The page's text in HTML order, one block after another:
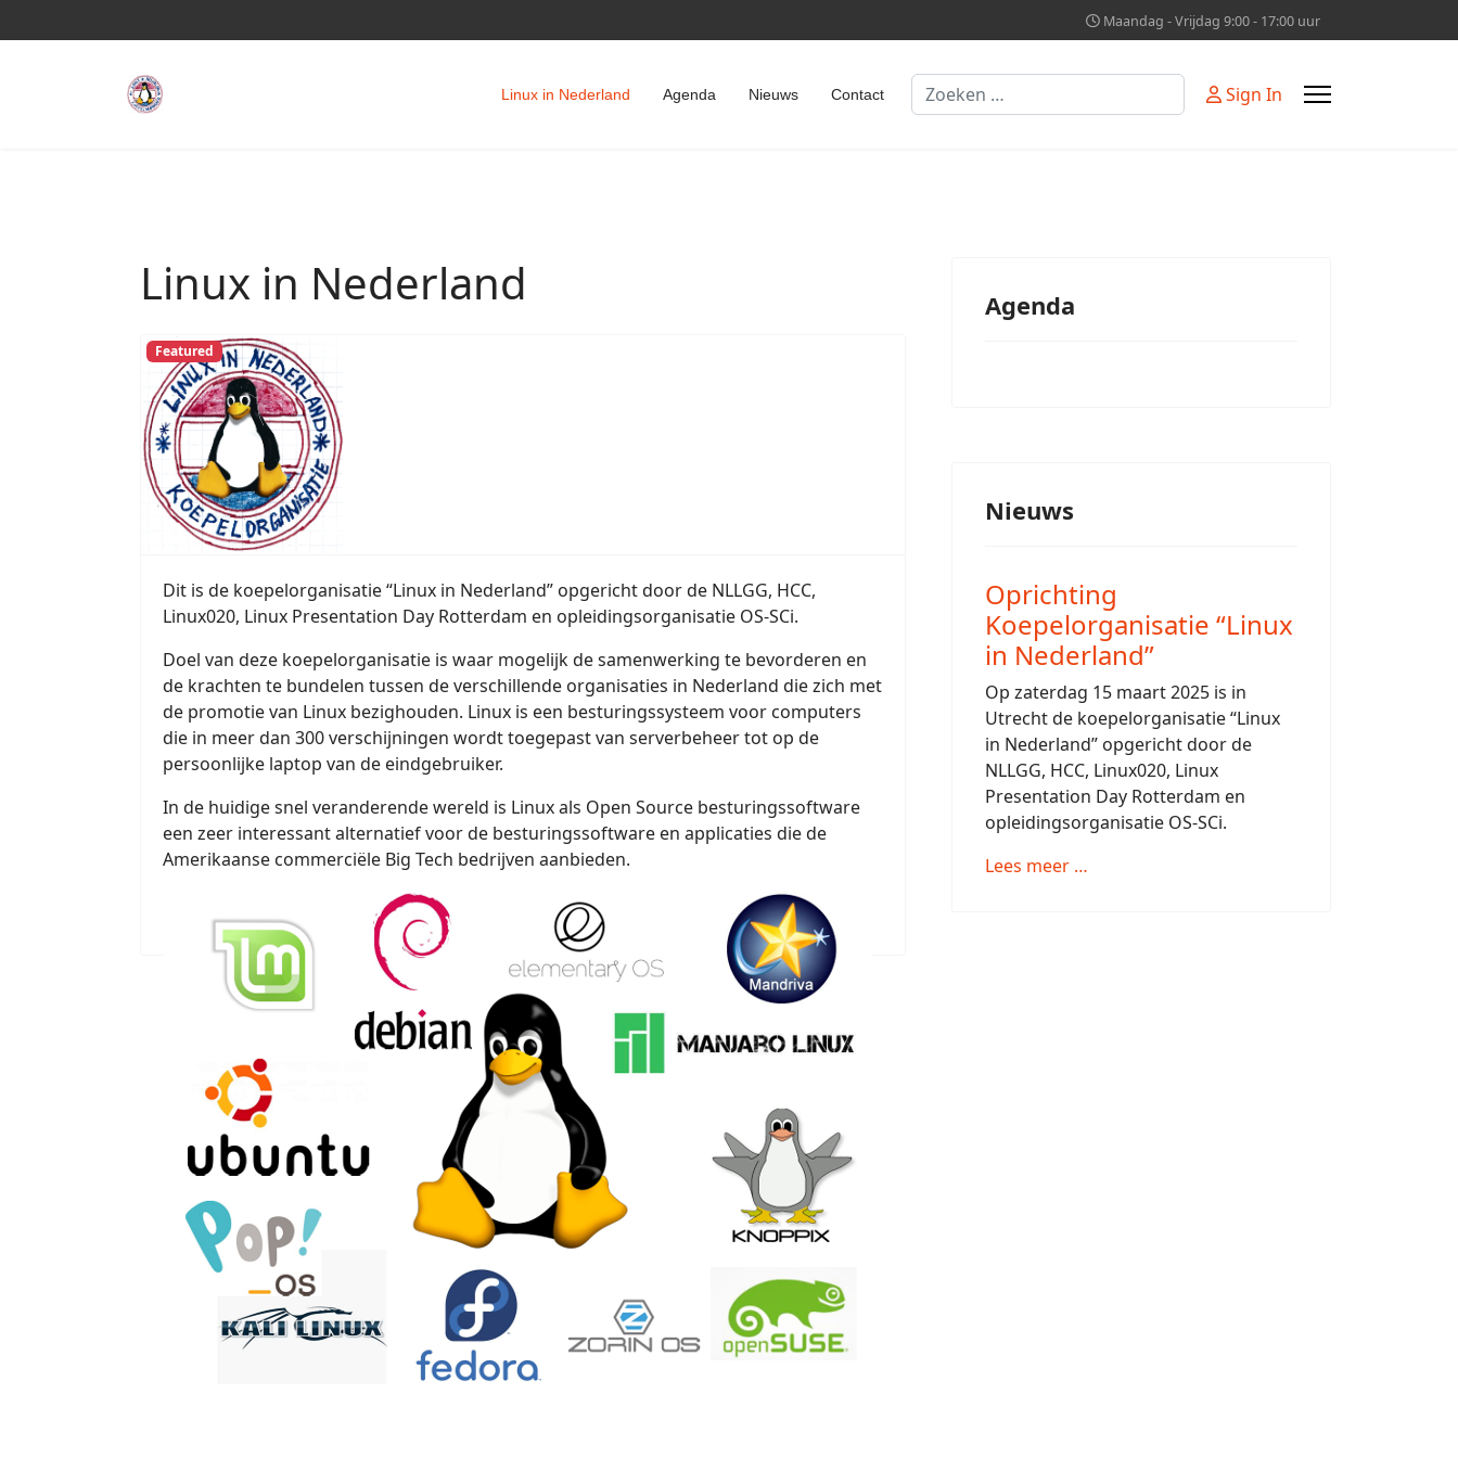
Maandag - Vrijdag 9:00 - 17:00 uur
Linux in Nederland Agenda Nieuws Contact Zoeken Sign In
Linux in Nederland
Featured
Dit is de koepelorganisatie “Linux in Nederland” opgericht door de NLLGG, HCC,
Linux020, Linux Presentation Day Rotterdam en opleidingsorganisatie OS-SCi.
Doel van deze koepelorganisatie is waar mogelijk de samenwerking te bevorderen en
de krachten te bundelen tussen de verschillende organisaties in Nederland die zich met
de promotie van Linux bezighouden. Linux is een besturingssysteem voor computers
die in meer dan 300 verschijningen wordt toegepast van serverbeheer tot op de
persoonlijke laptop van de eindgebruiker.
In de huidige snel veranderende wereld is Linux als Open Source besturingssoftware
een zeer interessant alternatief voor de besturingssoftware en applicaties die de
Amerikaanse commerciële Big Tech bedrijven aanbieden.
Agenda
Nieuws
Oprichting
Koepelorganisatie “Linux
in Nederland”
Op zaterdag 15 maart 2025 is in
Utrecht de koepelorganisatie “Linux
in Nederland” opgericht door de
NLLGG, HCC, Linux020, Linux
Presentation Day Rotterdam en
opleidingsorganisatie OS-SCi.
Lees meer …